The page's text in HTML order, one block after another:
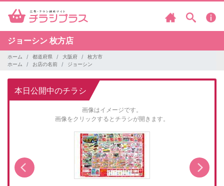
ジョーシン 枚方店
ホーム 都道府県 大阪府
枚方市
ホーム
お店の名前 ジョーシン
本日公開中のチラシ
画像はイメージです。
画像をクリックするとチラシが開きます。